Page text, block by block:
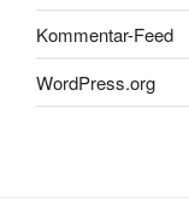
Kommentar-Feed
WordPress.org